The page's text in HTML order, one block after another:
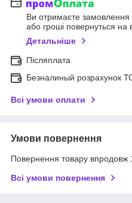
Ви отримаєте замовлення
або гроші повернуться на
Детальніше
Післяплата
Безналиный розрахунок
Всі умови оплати
Умови повернення
Повернення товару впродовж
Всі умови повернення